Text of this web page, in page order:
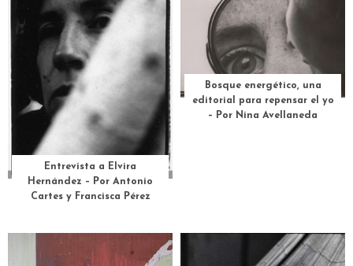
Entrevista a Elvira
Hernández – Por Antonio
Cartes y Francisca Pérez
Bosque energético, una
editorial para repensar el yo
– Por Nina Avellaneda